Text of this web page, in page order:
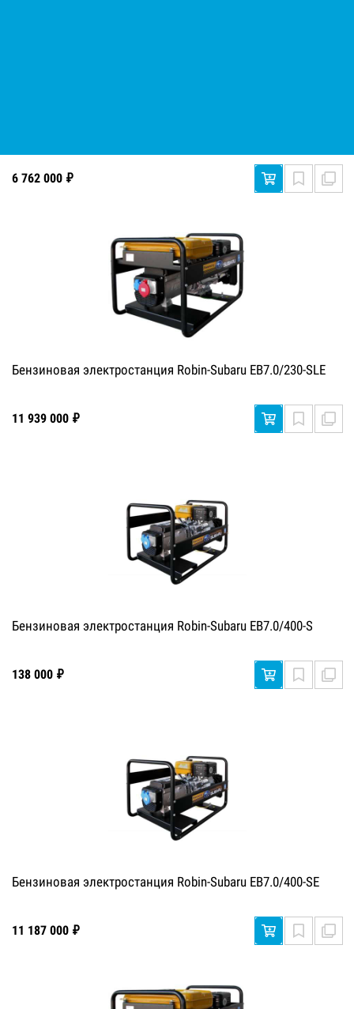
6 762 000 ₽
Бензиновая электростанция Robin-Subaru EB7.0/230-SLE
11 939 000 ₽
Бензиновая электростанция Robin-Subaru EB7.0/400-S
138 000 ₽
Бензиновая электростанция Robin-Subaru EB7.0/400-SE
11 187 000 ₽